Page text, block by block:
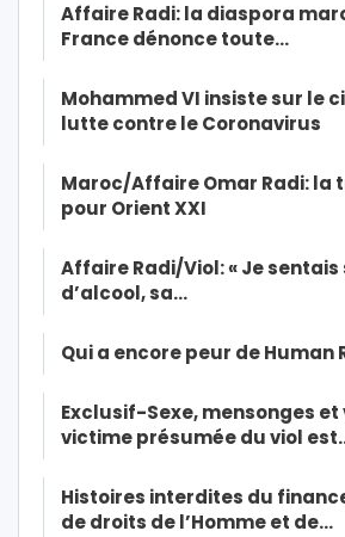
Affaire Radi: la diaspora
France dénonce toute…
Mohammed VI insiste sur le
lutte contre le Coronavirus
Maroc/Affaire Omar Radi: la
pour Orient XXI
Affaire Radi/Viol: « Je sentais
d’alcool, sa…
Qui a encore peur de Human
Exclusif-Sexe, mensonges et
victime présumée du viol
Histoires interdites du
de droits de l’Homme et de…